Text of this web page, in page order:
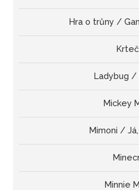
Hra o trůny /
Ladybug /
Mickey
Mimoni /
Minnie